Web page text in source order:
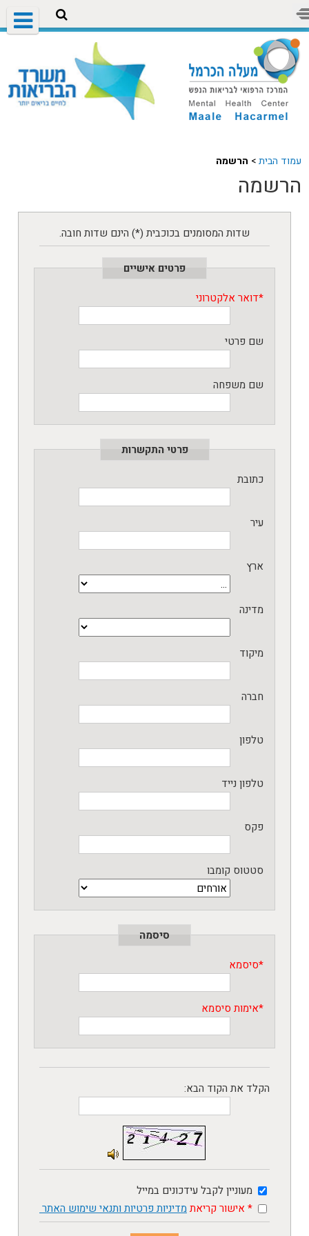
עמוד הבית> הרשמה
הרשמה
שדות המסומנים בכוכבית (*) הינם שדות חובה.
פרטים אישיים
*דואר אלקטרוני
שם פרטי
שם משפחה
פרטי התקשרות
כתובת
עיר
ארץ
מדינה
מיקוד
חברה
טלפון
טלפון נייד
פקס
סטטוס קומבו
סיסמה
*סיסמא
*אימות סיסמא
הקלד את הקוד הבא:
מעוניין לקבל עידכונים במייל
* אישור קריאת מדיניות פרטיות ותנאי שימוש האתר